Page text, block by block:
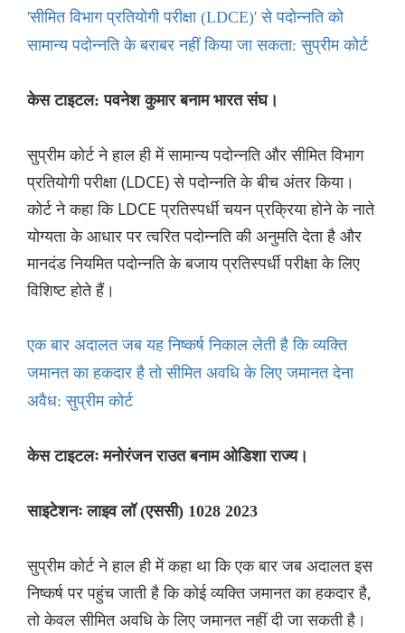
'सीमित विभाग प्रतियोगी परीक्षा (LDCE)' से पदोन्नति को
सामान्य पदोन्नति के बराबर नहीं किया जा सकता: सुप्रीम कोर्ट
केस टाइटल: पवनेश कुमार बनाम भारत संघ।
सुप्रीम कोर्ट ने हाल ही में सामान्य पदोन्नति और सीमित विभाग
प्रतियोगी परीक्षा (LDCE) से पदोन्नति के बीच अंतर किया।
कोर्ट ने कहा कि LDCE प्रतिस्पर्धी चयन प्रक्रिया होने के नाते
योग्यता के आधार पर त्वरित पदोन्नति की अनुमति देता है और
मानदंड नियमित पदोन्नति के बजाय प्रतिस्पर्धी परीक्षा के लिए
विशिष्ट होते हैं।
एक बार अदालत जब यह निष्कर्ष निकाल लेती है कि व्यक्ति
जमानत का हकदार है तो सीमित अवधि के लिए जमानत देना
अवैध: सुप्रीम कोर्ट
केस टाइटलः मनोरंजन राउत बनाम ओडिशा राज्य।
साइटेशनः लाइव लॉ (एससी) 1028 2023
सुप्रीम कोर्ट ने हाल ही में कहा था कि एक बार जब अदालत इस
निष्कर्ष पर पहुंच जाती है कि कोई व्यक्ति जमानत का हकदार है,
तो केवल सीमित अवधि के लिए जमानत नहीं दी जा सकती है।